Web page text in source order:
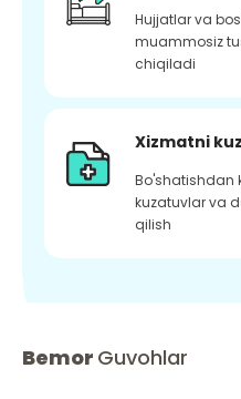
Hujjatlar va
muammosiz
chiqiladi
Xizmatni
Bo'shatishdan
kuzatuvlar va
qilish
Bemor Guvohlar